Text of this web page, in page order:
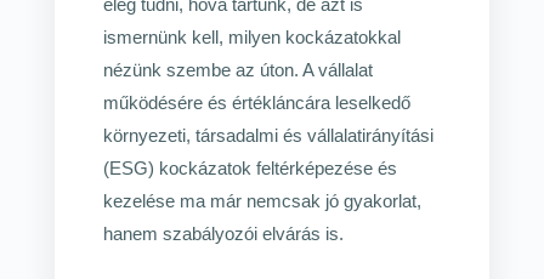
elég tudni, hová tartunk, de azt is
ismernünk kell, milyen kockázatokkal
nézünk szembe az úton. A vállalat
működésére és értékláncára leselkedő
környezeti, társadalmi és vállalatirányítási
(ESG) kockázatok feltérképezése és
kezelése ma már nemcsak jó gyakorlat,
hanem szabályozói elvárás is.